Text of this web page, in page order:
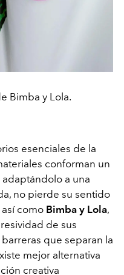
Bimba y Lola.
esenciales de la
conforman un
a una
no pierde su sentido
como Bimba y Lola,
de sus
que separan la
mejor alternativa
creativa